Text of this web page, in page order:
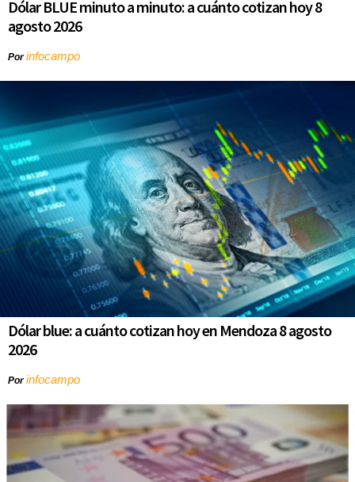
Dólar BLUE minuto a minuto: a cuánto cotizan hoy 8
agosto 2026
Porinfocampo
Dólar blue: a cuánto cotizan hoy en Mendoza 8 agosto
2026
Porinfocampo